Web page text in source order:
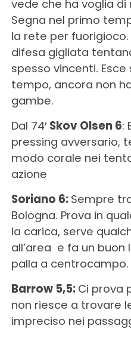
vede che ha voglia
Segna nel primo
la rete per
difesa gigliata
spesso vincenti.
tempo, ancora non
gambe.
Dal 74′ Skov Olsen 6:
pressing avversario,
modo corale nei
azione
Soriano 6: Sempre
Bologna. Prova in
la carica, serve
all’area e fa un
palla a centrocampo.
Barrow 5,5: Ci prova
non riesce a trovare
impreciso nei